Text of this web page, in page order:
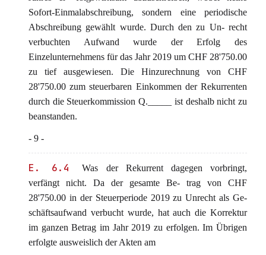
Sofort-Einmalabschreibung, sondern eine periodische
Abschreibung gewählt wurde. Durch den zu Un- recht
verbuchten Aufwand wurde der Erfolg des
Einzelunternehmens für das Jahr 2019 um CHF 28'750.00
zu tief ausgewiesen. Die Hinzurechnung von CHF
28'750.00 zum steuerbaren Einkommen der Rekurrenten
durch die Steuerkommission Q._____ ist deshalb nicht zu
beanstanden.
- 9 -
E. 6.4
Was der Rekurrent dagegen vorbringt,
verfängt nicht. Da der gesamte Be- trag von CHF
28'750.00 in der Steuerperiode 2019 zu Unrecht als Ge-
schäftsaufwand verbucht wurde, hat auch die Korrektur
im ganzen Betrag im Jahr 2019 zu erfolgen. Im Übrigen
erfolgte ausweislich der Akten am